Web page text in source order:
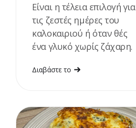
Είναι η τέλεια επιλογή για
τις ζεστές ημέρες του
καλοκαιριού ή όταν θές
ένα γλυκό χωρίς ζάχαρη.
Διαβάστε το